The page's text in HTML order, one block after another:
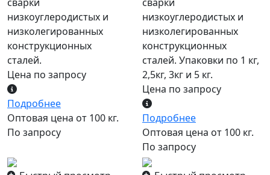
низкоуглеродистых и
низколегированных
конструкционных
сталей.
Цена по запросу
Подробнее
Оптовая цена от 100 кг.
По запросу
низкоуглеродистых и
низколегированных
конструкционных
сталей. Упаковки по 1 кг,
2,5кг, 3кг и 5 кг.
Цена по запросу
Подробнее
Оптовая цена от 100 кг.
По запросу